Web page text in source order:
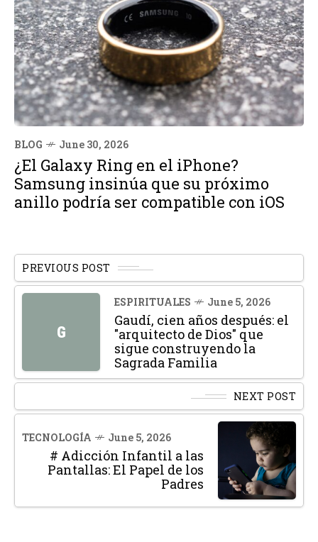
BLOG June 30, 2026
¿El Galaxy Ring en el iPhone?
Samsung insinúa que su próximo
anillo podría ser compatible con iOS
PREVIOUS POST
G
ESPIRITUALES June 5, 2026
Gaudí, cien años después: el
"arquitecto de Dios" que
sigue construyendo la
Sagrada Familia
NEXT POST
TECNOLOGÍA June 5, 2026
# Adicción Infantil a las
Pantallas: El Papel de los
Padres